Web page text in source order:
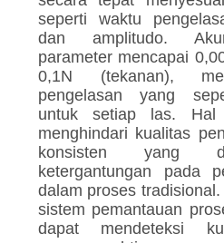
seperti waktu
dan amplitudo.
parameter mencapai
0,1N (tekanan),
pengelasan yang
untuk setiap las.
menghindari kualitas
konsisten yang
ketergantungan pada
dalam proses
sistem pemantauan
dapat mendeteksi